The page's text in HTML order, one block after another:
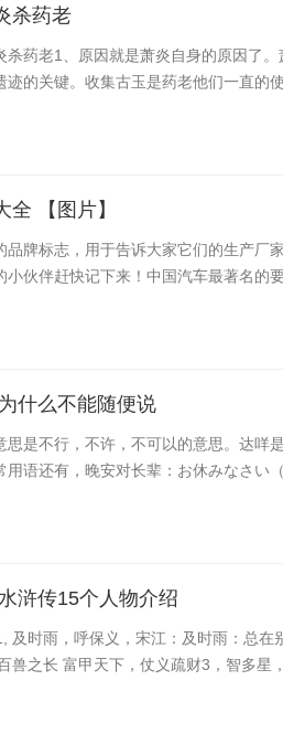
杀药老
杀药老​1、原因就是萧炎自身的原因了
的关键。收集古玉是药老他们一直的
【图片】
品牌标志，用于告诉大家它们的生产厂
伙伴赶快记下来！中国汽车最著名的
什么不能随便说
思是不行，不许，不可以的意思。达咩
语还有，晚安对长辈：お休みなさい
浒传15个人物介绍
及时雨，呼保义，宋江：及时雨：总在
兽之长 富甲天下，仗义疏财3，智多星